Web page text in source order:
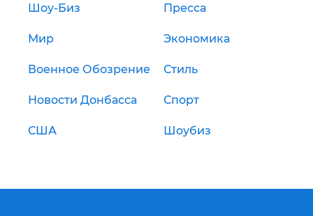
Шоу-Биз Пресса
Мир Экономика
Военное Обозрение Стиль
Новости Донбасса Спорт
США Шоубиз